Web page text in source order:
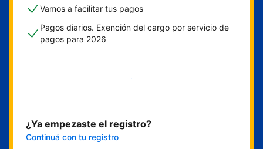
Vamos a facilitar tus pagos
Pagos diarios. Exención del cargo por servicio de
pagos para 2026
Empezar ahora
¿Ya empezaste el registro?
Continuá con tu registro